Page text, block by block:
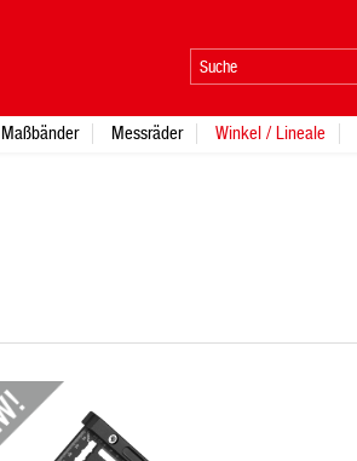
Maßbänder Messräder Winkel / Lineale